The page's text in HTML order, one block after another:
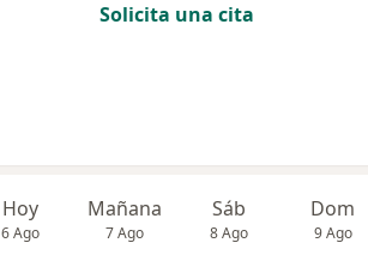
Solicita una cita
Hoy
6 Ago
Mañana
7 Ago
Sáb
8 Ago
Dom
9 Ago